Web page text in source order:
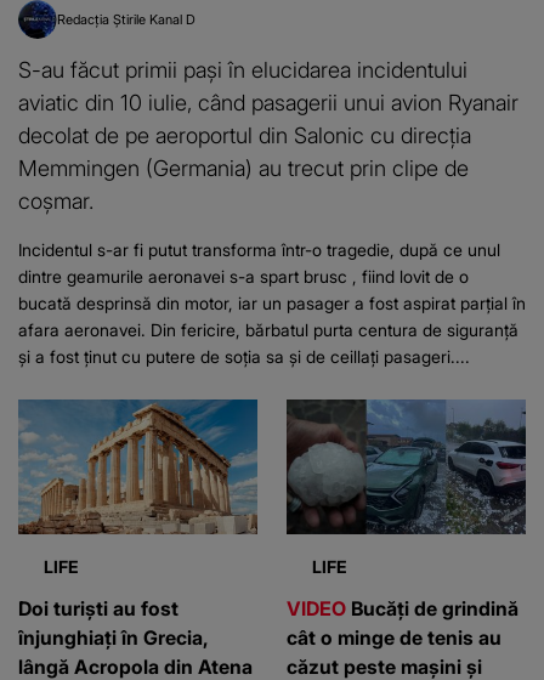
Redacția Știrile Kanal D
S-au făcut primii pași în elucidarea incidentului
aviatic din 10 iulie, când pasagerii unui avion Ryanair
decolat de pe aeroportul din Salonic cu direcția
Memmingen (Germania) au trecut prin clipe de
coșmar.
Incidentul s-ar fi putut transforma într-o tragedie, după ce unul
dintre geamurile aeronavei s-a spart brusc , fiind lovit de o
bucată desprinsă din motor, iar un pasager a fost aspirat parțial în
afara aeronavei. Din fericire, bărbatul purta centura de siguranță
și a fost ținut cu putere de soția sa și de ceillați pasageri....
LIFE
Doi turiști au fost
înjunghiați în Grecia,
lângă Acropola din Atena
LIFE
VIDEO Bucăți de grindină
cât o minge de tenis au
căzut peste mașini și